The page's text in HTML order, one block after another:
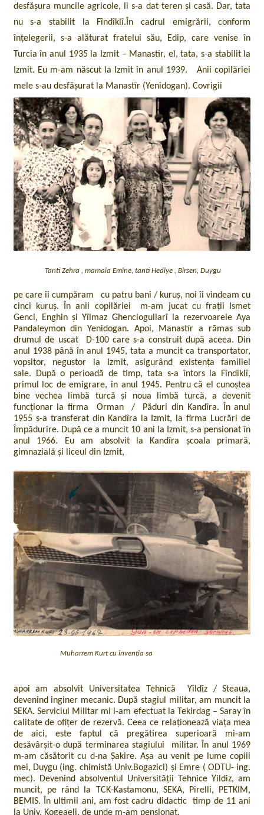
desfășura muncile agricole, li s-a dat teren și casă. Dar, tata
nu s-a stabilit la Fîndîklî.În cadrul emigrării, conform
înțelegerii, s-a alăturat fratelui său, Edip, care venise în
Turcia în anul 1935 la Izmit – Manastîr, el, tata, s-a stabilit la
Izmit. Eu m-am născut la Izmit în anul 1939. Anii copilăriei
mele s-au desfășurat la Manastîr (Yenidogan). Covrigii
Tanti Zehra , mamaia Emine, tanti Hediye , Birsen, Duygu
pe care îi cumpăram cu patru bani / kuruș, noi îi vindeam cu
cinci kuruș. În anii copilăriei m-am jucat cu frații Ismet
Genci, Enghin și Yîlmaz Ghenciogullarî la rezervoarele Aya
Pandaleymon din Yenidogan. Apoi, Manastîr a rămas sub
drumul de uscat D-100 care s-a construit după aceea. Din
anul 1938 până în anul 1945, tata a muncit ca transportator,
vopsitor, negustor la Izmit, asigurând existența familiei
sale.
După o perioadă de timp, tata s-a întors la Fîndîklî,
primul loc de emigrare, în anul 1945. Pentru că el cunoștea
bine vechea limbă turcă și noua limbă turcă, a devenit
funcționar la firma Orman / Păduri din Kandîra. În anul
1955 s-a transferat din Kandîra la Izmit, la firma Lucrări de
Împădurire. După ce a muncit 10 ani la Izmit, s-a pensionat în
anul 1966. Eu am absolvit la Kandîra școala primară,
gimnazială și liceul din Izmit,
Muharrem Kurt cu invenția sa
apoi am absolvit Universitatea Tehnică Yîldîz / Steaua,
devenind inginer mecanic. După stagiul militar, am muncit la
SEKA. Serviciul Militar mi l-am efectuat la Tekirdag – Saray în
calitate de ofițer de rezervă. Ceea ce relaționează viața mea
de aici, este faptul că pregătirea superioară mi-am
desăvârșit-o după terminarea stagiului militar. În anul 1969
m-am căsătorit cu d-na Șakire. Așa au venit pe lume copiii
mei, Duygu (ing. chimistă Univ.Bogazici) și Emre ( ODTU- ing.
mec). Devenind absolventul Universității Tehnice Yildiz, am
muncit, pe rând la TCK-Kastamonu, SEKA, Pirelli, PETKIM,
BEMIS. În ultimii ani, am fost cadru didactic timp de 11 ani
la Univ. Kogeaeli, de unde m-am pensionat.